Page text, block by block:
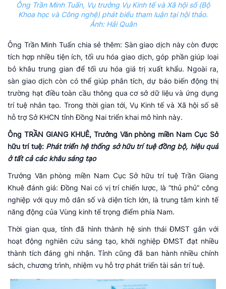
Ông Trần Minh Tuấn, Vụ trưởng Vụ Kinh tế và Xã hội số (Bộ
Khoa học và Công nghệ) phát biểu tham luận tại hội thảo.
Ảnh: Hải Quân
Ông Trần Minh Tuấn chia sẻ thêm: Sàn giao dịch này còn được
tích hợp nhiều tiện ích, tối ưu hóa giao dịch, góp phần giúp loại
bỏ khâu trung gian để tối ưu hóa giá trị xuất khẩu. Ngoài ra,
sàn giao dịch còn có thể giúp phân tích, dự báo biến động thị
trường hạt điều toàn cầu thông qua cơ sở dữ liệu và ứng dụng
trí tuệ nhân tạo. Trong thời gian tới, Vụ Kinh tế và Xã hội số sẽ
hỗ trợ Sở KHCN tỉnh Đồng Nai triển khai mô hình này.
Ông TRẦN GIANG KHUÊ, Trưởng Văn phòng miền Nam Cục Sở
hữu trí tuệ: Phát triển hệ thống sở hữu trí tuệ đồng bộ, hiệu quả
ở tất cả các khâu sáng tạo
Trưởng Văn phòng miền Nam Cục Sở hữu trí tuệ Trần Giang
Khuê đánh giá: Đồng Nai có vị trí chiến lược, là “thủ phủ” công
nghiệp với quy mô dân số và diện tích lớn, là trung tâm kinh tế
năng động của Vùng kinh tế trọng điểm phía Nam.
Thời gian qua, tỉnh đã hình thành hệ sinh thái ĐMST gắn với
hoạt động nghiên cứu sáng tạo, khởi nghiệp ĐMST đạt nhiều
thành tích đáng ghi nhận. Tỉnh cũng đã ban hành nhiều chính
sách, chương trình, nhiệm vụ hỗ trợ phát triển tài sản trí tuệ.